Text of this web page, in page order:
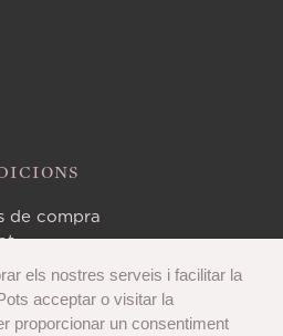
de compra
els nostres serveis i facilitar la
acceptar o visitar la
proporcionar un consentiment